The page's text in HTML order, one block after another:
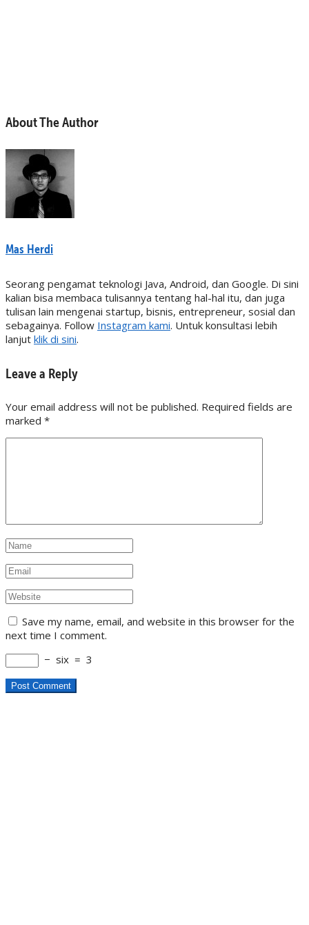
About The Author
Mas Herdi
Seorang pengamat teknologi Java, Android, dan Google. Di sini
kalian bisa membaca tulisannya tentang hal-hal itu, dan juga
tulisan lain mengenai startup, bisnis, entrepreneur, sosial dan
sebagainya. Follow Instagram kami. Untuk konsultasi lebih
lanjut klik di sini.
Leave a Reply
Your email address will not be published. Required fields are
marked *
Save my name, email, and website in this browser for the
next time I comment.
− six = 3